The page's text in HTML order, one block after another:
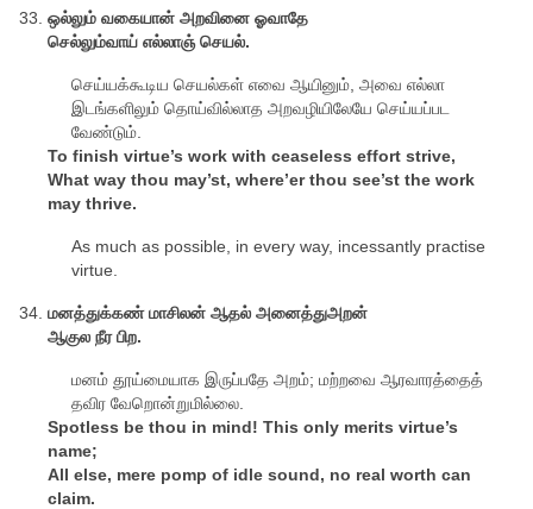
ஒல்லும் வகையான் அறவினை ஓவாதே
செல்லும்வாய் எல்லாஞ் செயல்.
செய்யக்கூடிய செயல்கள் எவை ஆயினும், அவை எல்லா
இடங்களிலும் தொய்வில்லாத அறவழியிலேயே செய்யப்பட
வேண்டும்.
To finish virtue’s work with ceaseless effort strive,
What way thou may’st, where’er thou see’st the work
may thrive.
As much as possible, in every way, incessantly practise
virtue.
மனத்துக்கண் மாசிலன் ஆதல் அனைத்துஅறன்
ஆகுல நீர பிற.
மனம் தூய்மையாக இருப்பதே அறம்; மற்றவை ஆரவாரத்தைத்
தவிர வேறொன்றுமில்லை.
Spotless be thou in mind! This only merits virtue’s
name;
All else, mere pomp of idle sound, no real worth can
claim.